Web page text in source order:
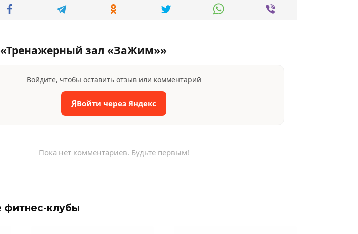
зал «ЗаЖим»»
Войдите, чтобы оставить отзыв или комментарий
ЯВойти через Яндекс
Пока нет комментариев. Будьте первым!
фитнес-клубы